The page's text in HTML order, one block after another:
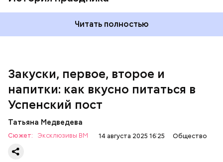
Читать полностью
Закуски, первое, второе и
напитки: как вкусно питаться в
Успенский пост
Татьяна Медведева
Сюжет: Эксклюзивы ВМ 14 августа 2025 16:25 Общество
300 г моркови;
200 г шпината;
зелень петрушки и укропа.